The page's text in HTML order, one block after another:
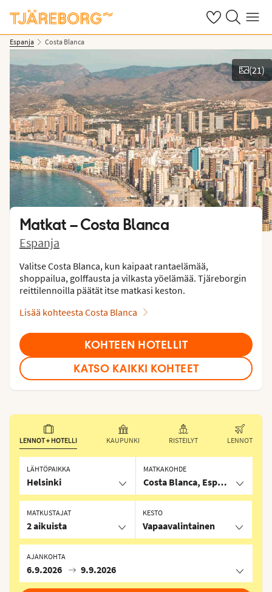
OmatHaku Valikko
Espanja Costa Blanca
Näytä kuvia
(21)
Matkat –Costa Blanca
Espanja
Valitse Costa Blanca, kun kaipaat rantaelämää,
shoppailua, golffausta ja vilkasta yöelämää. Tjäreborgin
reittilennoilla päätät itse matkasi keston.
Lisää kohteesta Costa Blanca
KOHTEEN HOTELLIT
KATSO KAIKKI KOHTEET
LENNOT + HOTELLI KAUPUNKI RISTEILYT LENNOT
LÄHTÖPAIKKA
Helsinki
MATKAKOHDE
Costa Blanca, Espanja
KESTO
Vapaavalintainen
AJANKOHTA
6.9.2026 9.9.2026
MATKUSTAJAT
2 aikuista